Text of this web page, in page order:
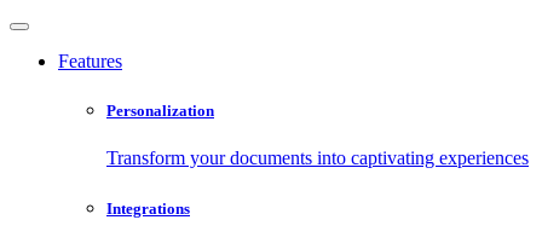
Features
Personalization
Transform your documents into captivating experiences
Integrations